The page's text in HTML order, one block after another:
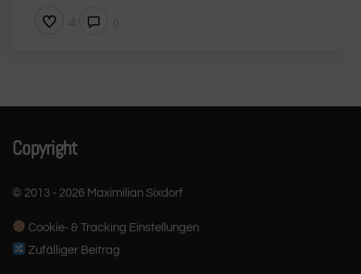
Copyright
© 2013 - 2026 Maximilian Sixdorf
Cookie- & Tracking Einstellungen
Zufälliger Beitrag